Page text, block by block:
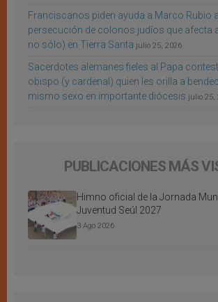
Franciscanos piden ayuda a Marco Rubio
persecución de colonos judíos que afecta
no sólo) en Tierra Santa julio 25, 2026
Sacerdotes alemanes fieles al Papa
obispo (y cardenal) quien les orilla a
mismo sexo en importante diócesis julio 25,
PUBLICACIONES MÁS
Himno oficial de la Jornada
Juventud Seúl 2027
3 Ago 2026